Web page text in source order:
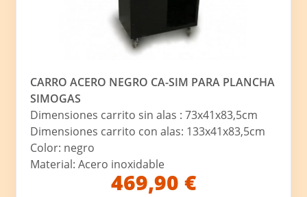
CARRO ACERO NEGRO CA-SIM PARA PLANCHA
SIMOGAS
Dimensiones carrito sin alas : 73x41x83,5cm
Dimensiones carrito con alas: 133x41x83,5cm
Color: negro
Material: Acero inoxidable
469,90 €